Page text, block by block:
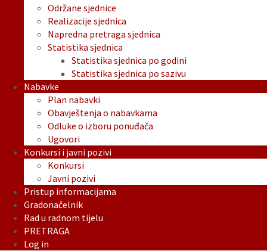
Održane sjednice
Realizacije sjednica
Napredna pretraga sjednica
Statistika sjednica
Statistika sjednica po godini
Statistika sjednica po sazivu
Nabavke
Plan nabavki
Obavještenja o nabavkama
Odluke o izboru ponuđača
Ugovori
Konkursi i javni pozivi
Konkursi
Javni pozivi
Pristup informacijama
Gradonačelnik
Rad u radnom tijelu
PRETRAGA
Log in